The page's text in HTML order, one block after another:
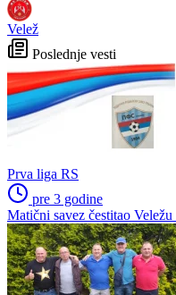
Velež
Poslednje vesti
Prva liga RS
pre 3 godine
Matični savez čestitao